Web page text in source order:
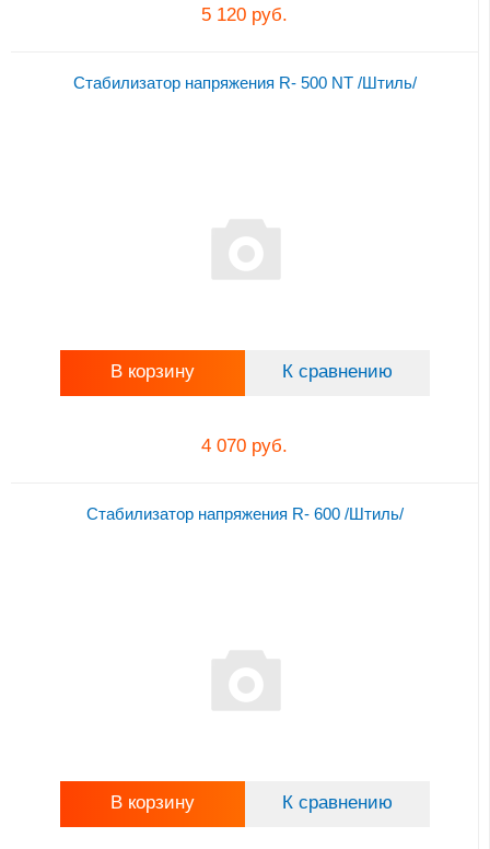
5 120 руб.
Стабилизатор напряжения R- 500 NT /Штиль/
В корзину К сравнению
4 070 руб.
Стабилизатор напряжения R- 600 /Штиль/
В корзину К сравнению